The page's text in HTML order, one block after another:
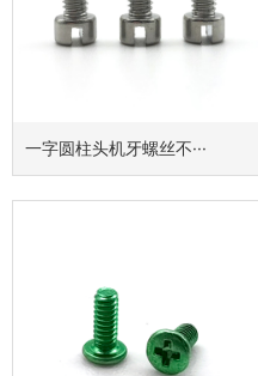
一字圆柱头机牙螺丝不···